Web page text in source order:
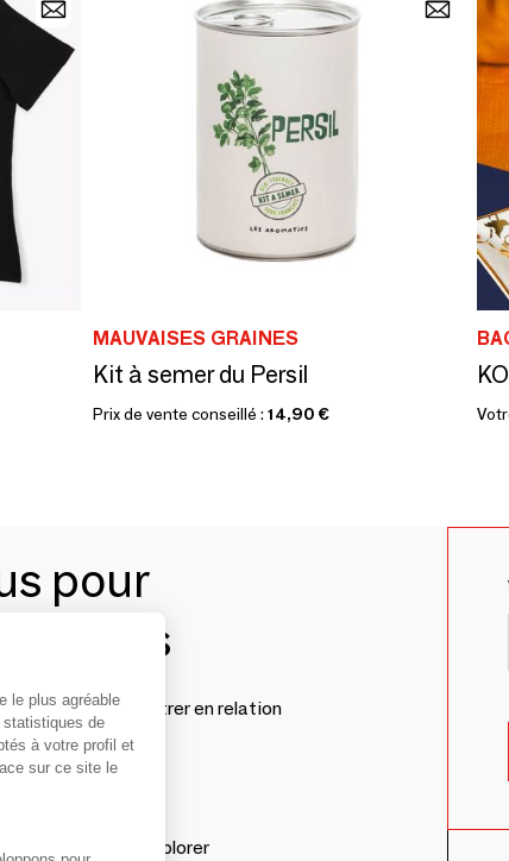
MAUVAISES GRAINES
Kit à semer du Persil
Prix de vente conseillé : 14,90 €
pour
MOM et de rentrer en relation
un compte.
fournisseurs à explorer
le plus agréable
statistiques de
à votre profil et
sur ce site le